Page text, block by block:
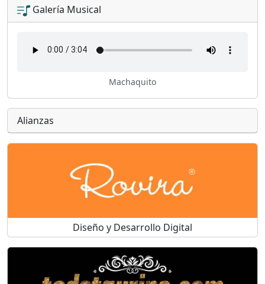
Galería Musical
Machaquito
Alianzas
Diseño y Desarrollo Digital